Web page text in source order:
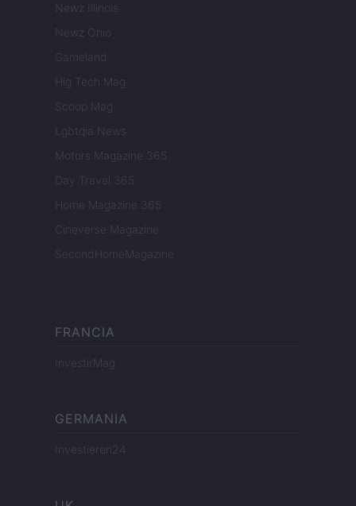
Newz Illinois
Newz Ohio
Gameland
Hig Tech Mag
Scoop Mag
Lgbtqia News
Motors Magazine 365
Day Travel 365
Home Magazine 365
Cineverse Magazine
SecondHomeMagazine
FRANCIA
InvestirMag
GERMANIA
Investieren24